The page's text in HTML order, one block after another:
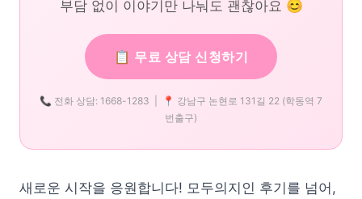
부담 없이 이야기만 나눠도 괜찮아요 😊
📋 무료 상담 신청하기
📞 전화 상담: 1668-1283 | 📍 강남구 논현로 131길 22 (학동역 7
번출구)
새로운 시작을 응원합니다! 모두의지인 후기를 넘어,